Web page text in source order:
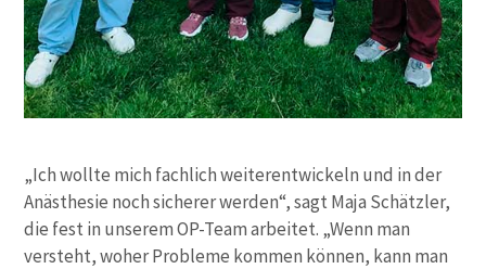
„Ich wollte mich fachlich weiterentwickeln und in der
Anästhesie noch sicherer werden“, sagt Maja Schätzler,
die fest in unserem OP-Team arbeitet. „Wenn man
versteht, woher Probleme kommen können, kann man